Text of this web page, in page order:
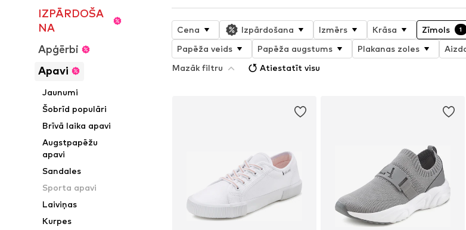
IZPĀRDOŠA
NA
Apģērbi
Apavi
Jaunumi
Šobrīd populāri
Brīvā laika apavi
Augstpapēžu
apavi
Sandales
Sporta apavi
Laiviņas
Kurpes
Cena Izpārdošana Izmērs Krāsa Zīmols 1
Papēža veids
Papēža augstums Plakanas zoles
Mazāk filtru
Atiestatīt visu